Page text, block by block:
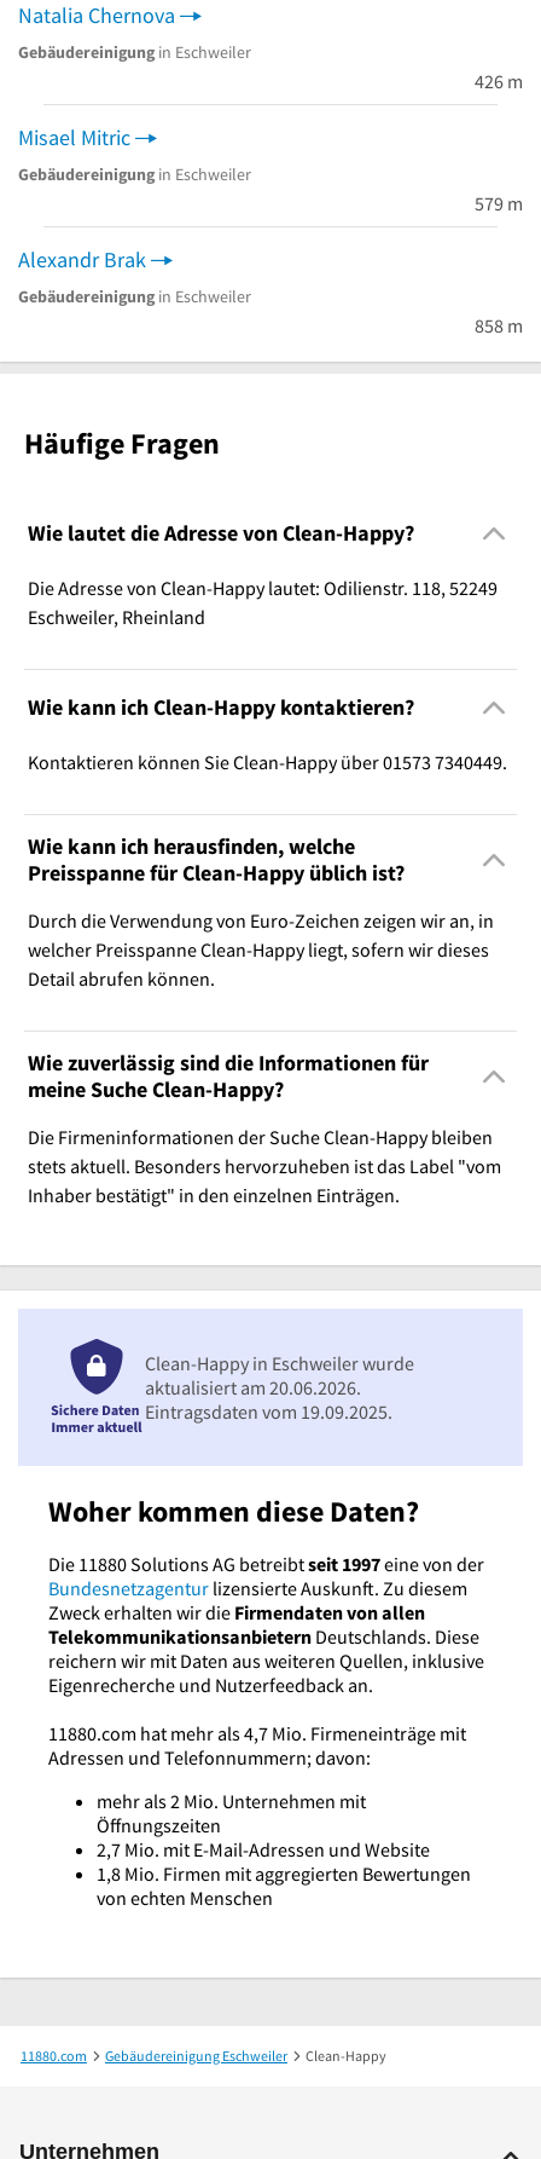
Natalia Chernova
Gebäudereinigung in Eschweiler
426 m
Misael Mitric
Gebäudereinigung in Eschweiler
579 m
Alexandr Brak
Gebäudereinigung in Eschweiler
858 m
Häufige Fragen
Wie lautet die Adresse von Clean-Happy?
Die Adresse von Clean-Happy lautet: Odilienstr. 118, 52249
Eschweiler, Rheinland
Wie kann ich Clean-Happy kontaktieren?
Kontaktieren können Sie Clean-Happy über 01573 7340449.
Wie kann ich herausfinden, welche
Preisspanne für Clean-Happy üblich ist?
Durch die Verwendung von Euro-Zeichen zeigen wir an, in
welcher Preisspanne Clean-Happy liegt, sofern wir dieses
Detail abrufen können.
Wie zuverlässig sind die Informationen für
meine Suche Clean-Happy?
Die Firmeninformationen der Suche Clean-Happy bleiben
stets aktuell. Besonders hervorzuheben ist das Label "vom
Inhaber bestätigt" in den einzelnen Einträgen.
Woher kommen diese Daten?
Die 11880 Solutions AG betreibtseit 1997eine von der
Bundesnetzagentur lizensierte Auskunft. Zu diesem
Zweck erhalten wir die Firmendaten von allen
Telekommunikationsanbietern Deutschlands. Diese
reichern wir mit Daten aus weiteren Quellen, inklusive
Eigenrecherche und Nutzerfeedback an.
11880.com hat mehr als 4,7 Mio. Firmeneinträge mit
Adressen und Telefonnummern; davon:
mehr als 2 Mio. Unternehmen mit
Öffnungszeiten
2,7 Mio. mit E-Mail-Adressen und Website
1,8 Mio. Firmen mit aggregierten Bewertungen
von echten Menschen
Clean-Happy in Eschweiler wurde
aktualisiert am 20.06.2026.
Eintragsdaten vom 19.09.2025.
11880.com Gebäudereinigung Eschweiler Clean-Happy
Unternehmen